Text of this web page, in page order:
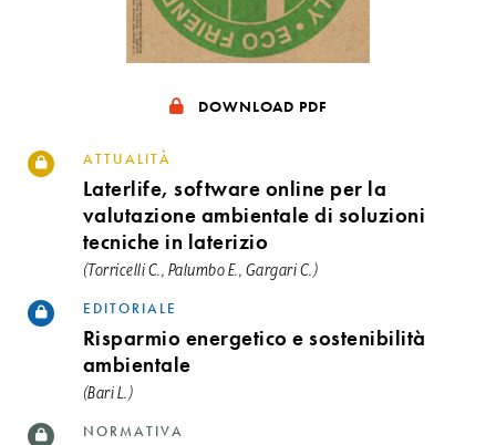
DOWNLOAD PDF
ATTUALITÀ
Laterlife, software online per la
valutazione ambientale di soluzioni
tecniche in laterizio
(Torricelli C., Palumbo E., Gargari C.)
EDITORIALE
Risparmio energetico e sostenibilità
ambientale
(Bari L.)
NORMATIVA